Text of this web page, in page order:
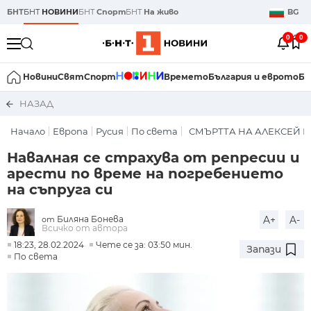
БНТБНТ НОВИНИБНТСпортБНТ На живо BG
0 0
НовиниСвятСпорт ВреметоБългария и еврото
НАЗАД
Начало Европа Русия По света СМЪРТТА НА АЛЕКСЕЙ
Навалная се страхува от репресии и
арести по време на погребението
на съпруга си
от Биляна Бонева
Всичко от автора
A+ A-
18:23, 28.02.2024
Чете се за: 03:50 мин.
По света
Запази